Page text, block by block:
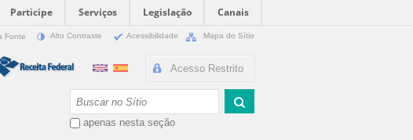
Participe Serviços Legislação
Canais
Fonte Alto Contraste Acessibilidade Mapa do Sítio
Acesso Restrito
apenas nesta seção